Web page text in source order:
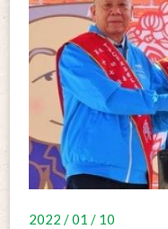
2022 / 01 / 10